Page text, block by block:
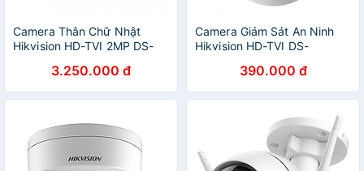
Camera Thân Chữ Nhật
Hikvision HD-TVI 2MP DS-
3.250.000 đ
Camera Giám Sát An Ninh
Hikvision HD-TVI DS-
390.000 đ